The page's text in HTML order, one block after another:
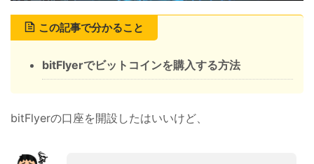
この記事で分かること
bitFlyerでビットコインを購入する方法
bitFlyerの口座を開設したはいいけど、